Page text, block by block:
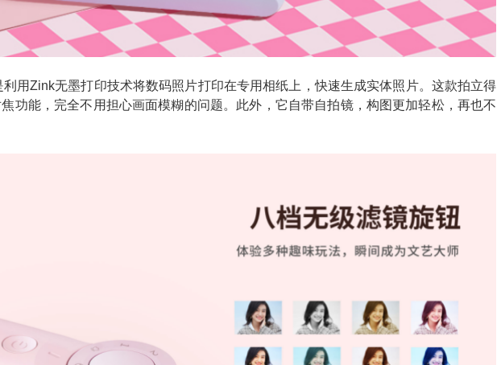
用Zink无墨打印技术将数码照片打印在专用相纸上，快速生成实体照片。这款拍立得
功能，完全不用担心画面模糊的问题。此外，它自带自拍镜，构图更加轻松，再也不